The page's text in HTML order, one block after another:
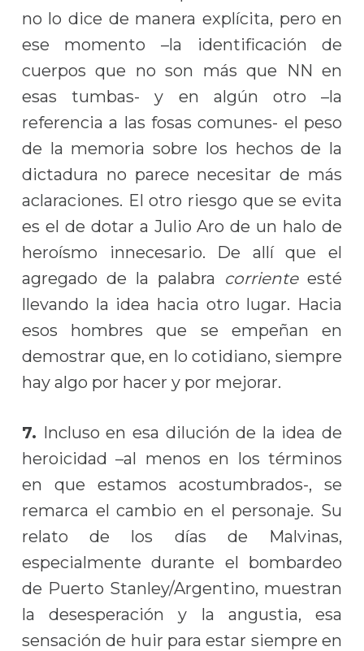
no lo dice de manera explícita, pero en
ese momento –la identificación de
cuerpos que no son más que NN en
esas tumbas- y en algún otro –la
referencia a las fosas comunes- el peso
de la memoria sobre los hechos de la
dictadura no parece necesitar de más
aclaraciones. El otro riesgo que se evita
es el de dotar a Julio Aro de un halo de
heroísmo innecesario. De allí que el
agregado de la palabra corrienteesté
llevando la idea hacia otro lugar. Hacia
esos hombres que se empeñan en
demostrar que, en lo cotidiano, siempre
hay algo por hacer y por mejorar.
7. Incluso en esa dilución de la idea de
heroicidad –al menos en los términos
en que estamos acostumbrados-, se
remarca el cambio en el personaje. Su
relato de los días de Malvinas,
especialmente durante el bombardeo
de Puerto Stanley/Argentino, muestran
la desesperación y la angustia, esa
sensación de huir para estar siempre en